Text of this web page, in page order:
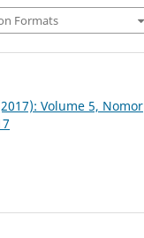
Formats
Volume 5, Nomor